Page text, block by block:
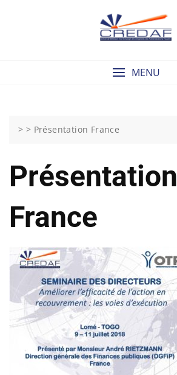
MENU
> > Présentation France
Présentation
France